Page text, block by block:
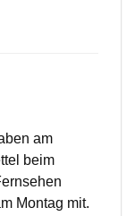
am
beim
Montag mit.